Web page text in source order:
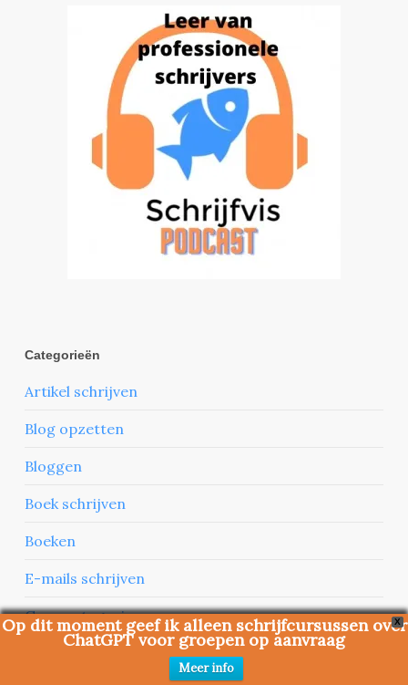
Categorieën
Artikel schrijven
Blog opzetten
Bloggen
Boek schrijven
Boeken
E-mails schrijven
Geen categorie X
Op dit moment geef ik alleen schrijfcursussen over
ChatGPT voor groepen op aanvraag
Meer info